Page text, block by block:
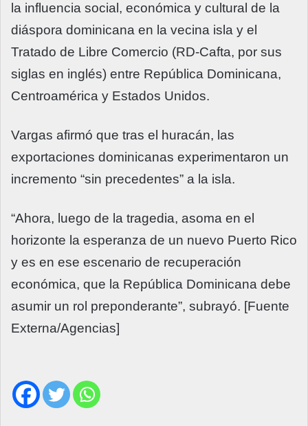
la influencia social, económica y cultural de la
diáspora dominicana en la vecina isla y el
Tratado de Libre Comercio (RD-Cafta, por sus
siglas en inglés) entre República Dominicana,
Centroamérica y Estados Unidos.
Vargas afirmó que tras el huracán, las
exportaciones dominicanas experimentaron un
incremento “sin precedentes” a la isla.
“Ahora, luego de la tragedia, asoma en el
horizonte la esperanza de un nuevo Puerto Rico
y es en ese escenario de recuperación
económica, que la República Dominicana debe
asumir un rol preponderante”, subrayó. [Fuente
Externa/Agencias]